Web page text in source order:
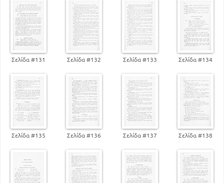
Σελίδα #131 Σελίδα #132 Σελίδα #133 Σελίδα #134
Σελίδα #135 Σελίδα #136 Σελίδα #137 Σελίδα #138